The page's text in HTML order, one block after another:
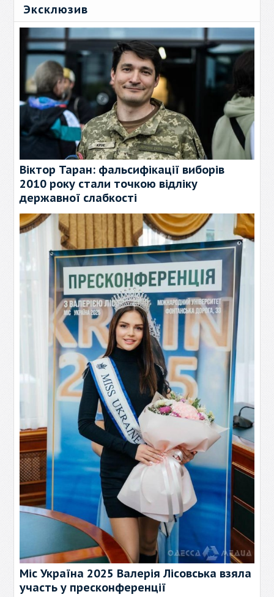
Эксклюзив
Віктор Таран: фальсифікації виборів
2010 року стали точкою відліку
державної слабкості
Міс Україна 2025 Валерія Лісовська взяла
участь у пресконференції